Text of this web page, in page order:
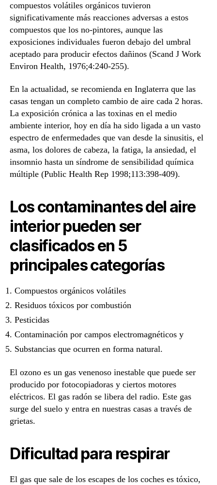
compuestos volátiles orgánicos tuvieron
significativamente más reacciones adversas a estos
compuestos que los no-pintores, aunque las
exposiciones individuales fueron debajo del umbral
aceptado para producir efectos dañinos (Scand J Work
Environ Health, 1976;4:240-255).
En la actualidad, se recomienda en Inglaterra que las
casas tengan un completo cambio de aire cada 2 horas.
La exposición crónica a las toxinas en el medio
ambiente interior, hoy en día ha sido ligada a un vasto
espectro de enfermedades que van desde la sinusitis, el
asma, los dolores de cabeza, la fatiga, la ansiedad, el
insomnio hasta un síndrome de sensibilidad química
múltiple (Public Health Rep 1998;113:398-409).
Los contaminantes del aire
interior pueden ser
clasificados en 5
principales categorías
Compuestos orgánicos volátiles
Residuos tóxicos por combustión
Pesticidas
Contaminación por campos electromagnéticos y
Substancias que ocurren en forma natural.
El ozono es un gas venenoso inestable que puede ser
producido por fotocopiadoras y ciertos motores
eléctricos. El gas radón se libera del radio. Este gas
surge del suelo y entra en nuestras casas a través de
grietas.
Dificultad para respirar
El gas que sale de los escapes de los coches es tóxico,